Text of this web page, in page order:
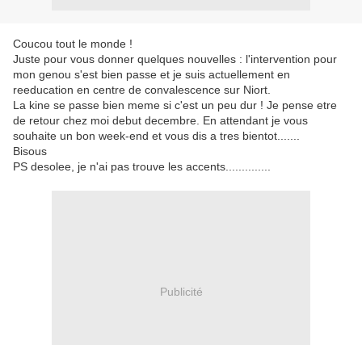
Coucou tout le monde !
Juste pour vous donner quelques nouvelles : l'intervention pour
mon genou s'est bien passe et je suis actuellement en
reeducation en centre de convalescence sur Niort.
La kine se passe bien meme si c'est un peu dur ! Je pense etre
de retour chez moi debut decembre. En attendant je vous
souhaite un bon week-end et vous dis a tres bientot.......
Bisous
PS desolee, je n'ai pas trouve les accents..............
Publicité